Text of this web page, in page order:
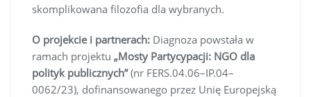
skomplikowana filozofia dla wybranych.
O projekcie i partnerach: Diagnoza powstała w
ramach projektu „Mosty Partycypacji: NGO dla
polityk publicznych”(nr FERS.04.06–IP.04–
0062/23), dofinansowanego przez Unię Europejską